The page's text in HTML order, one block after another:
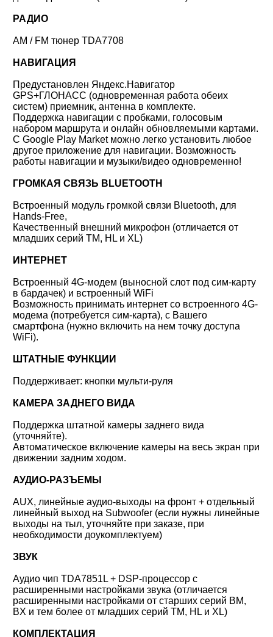
РАДИО
AM / FM тюнер TDA7708
НАВИГАЦИЯ
Предустановлен Яндекс.Навигатор
GPS+ГЛОНАСС (одновременная работа обеих
систем) приемник, антенна в комплекте.
Поддержка навигации с пробками, голосовым
набором маршрута и онлайн обновляемыми картами.
С Google Play Market можно легко установить любое
другое приложение для навигации. Возможность
работы навигации и музыки/видео одновременно!
ГРОМКАЯ СВЯЗЬ BLUETOOTH
Встроенный модуль громкой связи Bluetooth, для
Hands-Free,
Качественный внешний микрофон (отличается от
младших серий TM, HL и XL)
ИНТЕРНЕТ
Встроенный 4G-модем (выносной слот под сим-карту
в бардачек) и встроенный WiFi
Возможность принимать интернет со встроенного 4G-
модема (потребуется сим-карта), с Вашего
смартфона (нужно включить на нем точку доступа
WiFi).
ШТАТНЫЕ ФУНКЦИИ
Поддерживает: кнопки мульти-руля
КАМЕРА ЗАДНЕГО ВИДА
Поддержка штатной камеры заднего вида
(уточняйте).
Автоматическое включение камеры на весь экран при
движении задним ходом.
АУДИО-РАЗЪЕМЫ
AUX, линейные аудио-выходы на фронт + отдельный
линейный выход на Subwoofer (если нужны линейные
выходы на тыл, уточняйте при заказе, при
необходимости доукомплектуем)
ЗВУК
Аудио чип TDA7851L + DSP-процессор с
расширенными настройками звука (отличается
расширенными настройками от старших серий BM,
BX и тем более от младших серий TM, HL и XL)
КОМПЛЕКТАЦИЯ